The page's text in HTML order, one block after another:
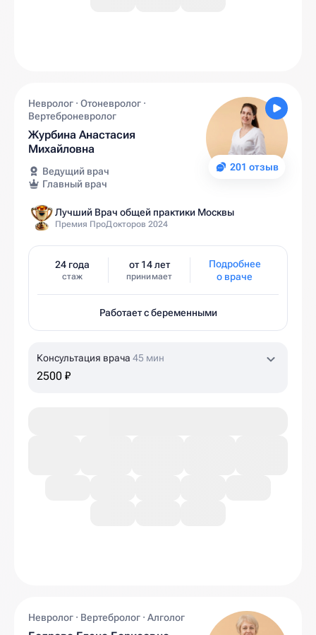
201 отзыв
Невролог · Отоневролог ·
Вертеброневролог
Журбина Анастасия
Михайловна
Ведущий врач
Главный врач
Лучший Врач общей практики Москвы
Премия ПроДокторов 2024
24 года
стаж
от 14 лет
принимает
Подробнее
о враче
Работает с беременными
Консультация врача 45 мин
2500 ₽
Невролог · Вертебролог · Алголог